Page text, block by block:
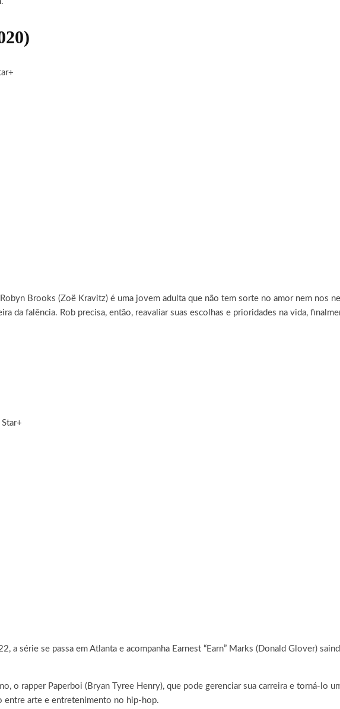
Robyn Brooks (Zoë Kravitz) é uma jovem adulta que não tem sorte no amor nem nos
da falência. Rob precisa, então, reavaliar suas escolhas e prioridades na vida,
a série se passa em Atlanta e acompanha Earnest “Earn” Marks (Donald Glover)
o rapper Paperboi (Bryan Tyree Henry), que pode gerenciar sua carreira e torná-lo
entre arte e entretenimento no hip-hop.